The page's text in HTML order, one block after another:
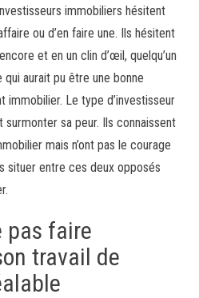
immobiliers hésitent
ou d’en faire une. Ils hésitent
et en un clin d’œil, quelqu’un
aurait pu être une bonne
immobilier. Le type d’investisseur
sa peur. Ils connaissent
mais n’ont pas le courage
situer entre ces deux opposés
pas faire
travail de